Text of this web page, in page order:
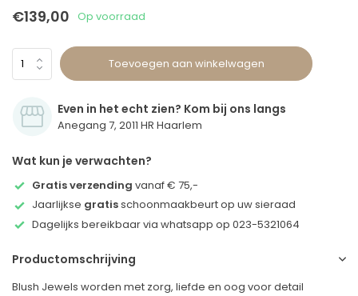
€139,00 Op voorraad
Toevoegen aan winkelwagen
Even in het echt zien? Kom bij ons langs
Anegang 7, 2011 HR Haarlem
Wat kun je verwachten?
Gratis verzending vanaf € 75,-
Jaarlijkse gratisschoonmaakbeurt op uw sieraad
Dagelijks bereikbaar via whatsapp op 023-5321064
Productomschrijving
Blush Jewels worden met zorg, liefde en oog voor detail